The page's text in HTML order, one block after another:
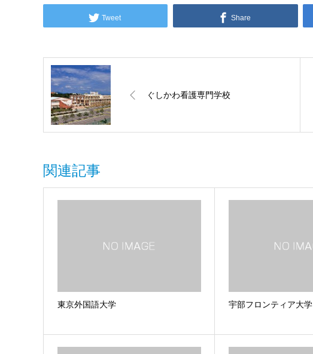
Tweet Share
ぐしかわ看護専門学校
関連記事
東京外国語大学 宇部フロンティア大学